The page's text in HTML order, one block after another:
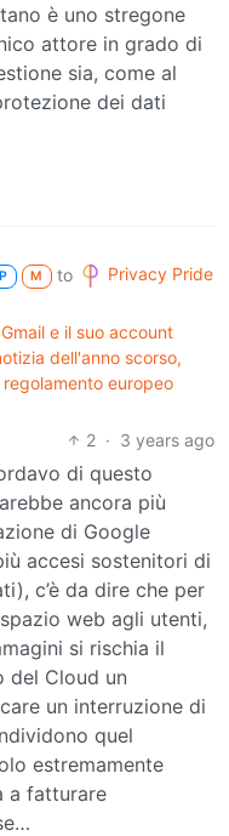
è uno stregone
attore in grado di
sia, come al
dei dati
M to
Privacy Pride
e il suo account
dell'anno scorso,
europeo
2 · 3 years ago
di questo
ancora più
di Google
accesi sostenitori di
c’è da dire che per
web agli utenti,
si rischia il
del Cloud un
un interruzione di
quel
estremamente
a fatturare